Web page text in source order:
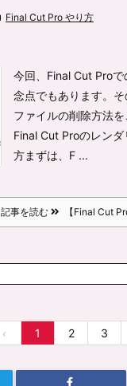
Final Cut Pro やり方
今回、Final Cut Pro
念点でもあります。
ファイルの削除方法を
Final Cut Proのレン
方まずは、F ...
記事を読む 【Final Cut
‹ 1 2 3